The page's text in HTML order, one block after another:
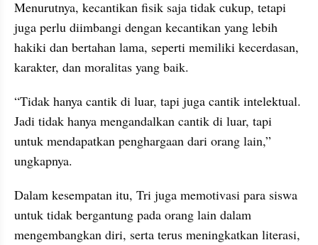
Menurutnya, kecantikan fisik saja tidak cukup, tetapi
juga perlu diimbangi dengan kecantikan yang lebih
hakiki dan bertahan lama, seperti memiliki kecerdasan,
karakter, dan moralitas yang baik.
“Tidak hanya cantik di luar, tapi juga cantik intelektual.
Jadi tidak hanya mengandalkan cantik di luar, tapi
untuk mendapatkan penghargaan dari orang lain,”
ungkapnya.
Dalam kesempatan itu, Tri juga memotivasi para siswa
untuk tidak bergantung pada orang lain dalam
mengembangkan diri, serta terus meningkatkan literasi,